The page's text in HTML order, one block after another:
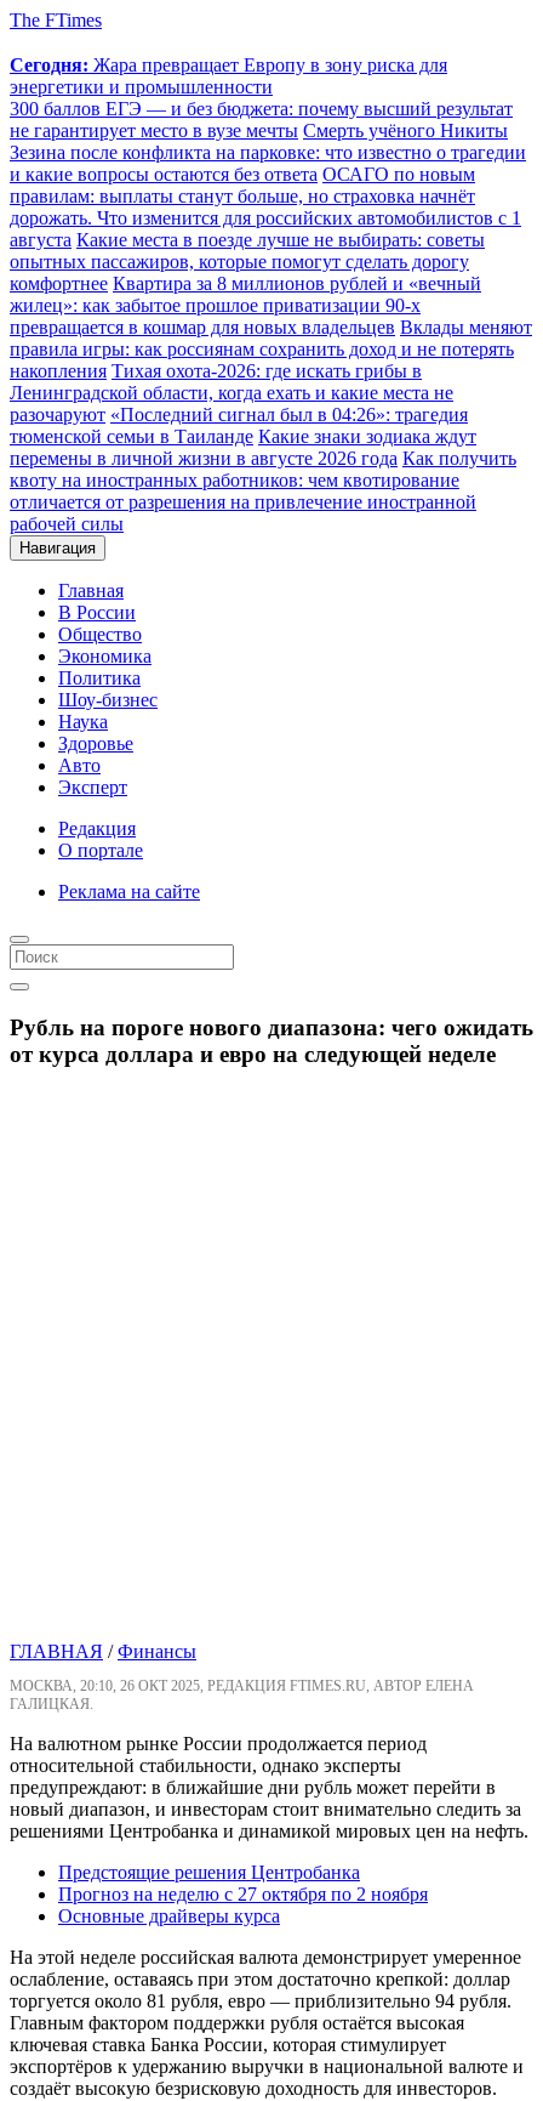
The FTimes
Сегодня: Жара превращает Европу в зону риска для
энергетики и промышленности
300 баллов ЕГЭ — и без бюджета: почему высший результат
не гарантирует место в вузе мечты Смерть учёного Никиты
Зезина после конфликта на парковке: что известно о трагедии
и какие вопросы остаются без ответа ОСАГО по новым
правилам: выплаты станут больше, но страховка начнёт
дорожать. Что изменится для российских автомобилистов с 1
августа Какие места в поезде лучше не выбирать: советы
опытных пассажиров, которые помогут сделать дорогу
комфортнее Квартира за 8 миллионов рублей и «вечный
жилец»: как забытое прошлое приватизации 90-х
превращается в кошмар для новых владельцев Вклады меняют
правила игры: как россиянам сохранить доход и не потерять
накопления Тихая охота-2026: где искать грибы в
Ленинградской области, когда ехать и какие места не
разочаруют «Последний сигнал был в 04:26»: трагедия
тюменской семьи в Таиланде Какие знаки зодиака ждут
перемены в личной жизни в августе 2026 года Как получить
квоту на иностранных работников: чем квотирование
отличается от разрешения на привлечение иностранной
рабочей силы
Навигация
Главная
В России
Общество
Экономика
Политика
Шоу-бизнес
Наука
Здоровье
Авто
Эксперт
Редакция
О портале
Реклама на сайте
Рубль на пороге нового диапазона: чего ожидать
от курса доллара и евро на следующей неделе
ГЛАВНАЯ /Финансы
МОСКВА, 20:10, 26 ОКТ 2025, РЕДАКЦИЯ FTIMES.RU, АВТОР ЕЛЕНА
ГАЛИЦКАЯ.
На валютном рынке России продолжается период
относительной стабильности, однако эксперты
предупреждают: в ближайшие дни рубль может перейти в
новый диапазон, и инвесторам стоит внимательно следить за
решениями Центробанка и динамикой мировых цен на нефть.
Предстоящие решения Центробанка
Прогноз на неделю с 27 октября по 2 ноября
Основные драйверы курса
На этой неделе российская валюта демонстрирует умеренное
ослабление, оставаясь при этом достаточно крепкой: доллар
торгуется около 81 рубля, евро — приблизительно 94 рубля.
Главным фактором поддержки рубля остаётся высокая
ключевая ставка Банка России, которая стимулирует
экспортёров к удержанию выручки в национальной валюте и
создаёт высокую безрисковую доходность для инвесторов.